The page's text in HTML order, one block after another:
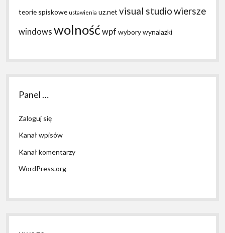
teorie spiskowe ustawienia uz.net visual studiowiersze
windows wolnośćwpf wyborywynalazki
Panel …
Zaloguj się
Kanał wpisów
Kanał komentarzy
WordPress.org